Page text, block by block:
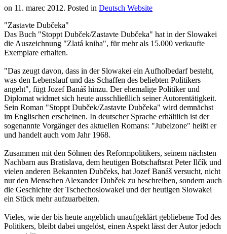
on 11. marec 2012. Posted in Deutsch Website
"Zastavte Dubčeka"
Das Buch "Stoppt Dubček/Zastavte Dubčeka" hat in der Slowakei
die Auszeichnung "Zlatá kniha", für mehr als 15.000 verkaufte
Exemplare erhalten.
"Das zeugt davon, dass in der Slowakei ein Aufholbedarf besteht,
was den Lebenslauf und das Schaffen des beliebten Politikers
angeht", fügt Jozef Banáš hinzu. Der ehemalige Politiker und
Diplomat widmet sich heute ausschließlich seiner Autorentätigkeit.
Sein Roman "Stoppt Dubček/Zastavte Dubčeka" wird demnächst
im Englischen erscheinen. In deutscher Sprache erhältlich ist der
sogenannte Vorgänger des aktuellen Romans: "Jubelzone" heißt er
und handelt auch vom Jahr 1968.
Zusammen mit den Söhnen des Reformpolitikers, seinem nächsten
Nachbarn aus Bratislava, dem heutigen Botschaftsrat Peter Ilčík und
vielen anderen Bekannten Dubčeks, hat Jozef Banáš versucht, nicht
nur den Menschen Alexander Dubček zu beschreiben, sondern auch
die Geschichte der Tschechoslowakei und der heutigen Slowakei
ein Stück mehr aufzuarbeiten.
Vieles, wie der bis heute angeblich unaufgeklärt gebliebene Tod des
Politikers, bleibt dabei ungelöst, einen Aspekt lässt der Autor jedoch